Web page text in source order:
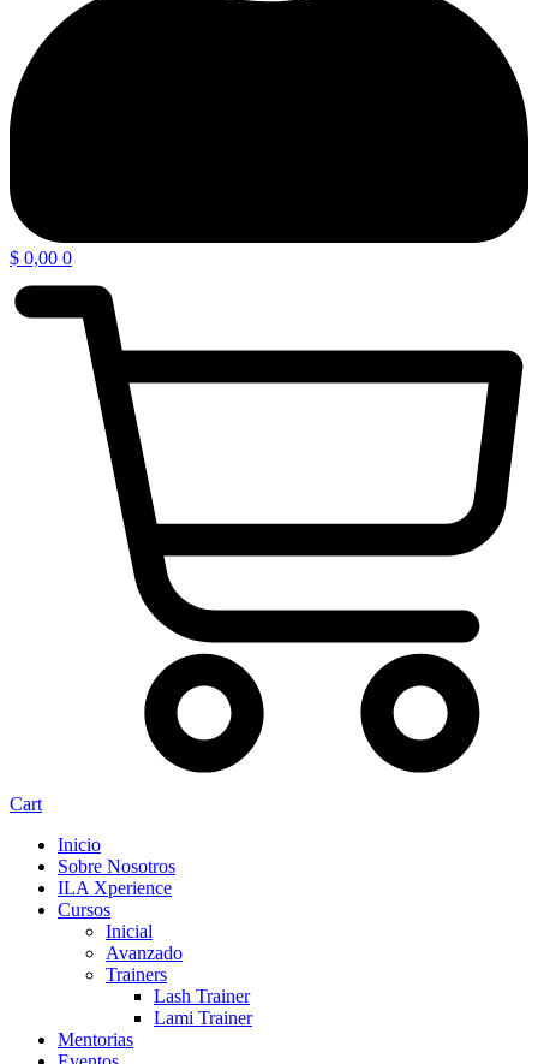
$ 0,00 0
Cart
Inicio
Sobre Nosotros
ILA Xperience
Cursos
Inicial
Avanzado
Trainers
Lash Trainer
Lami Trainer
Mentorias